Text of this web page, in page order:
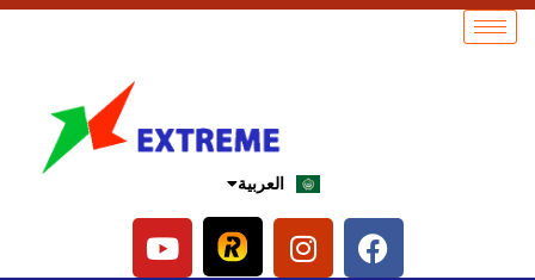
العربية
English